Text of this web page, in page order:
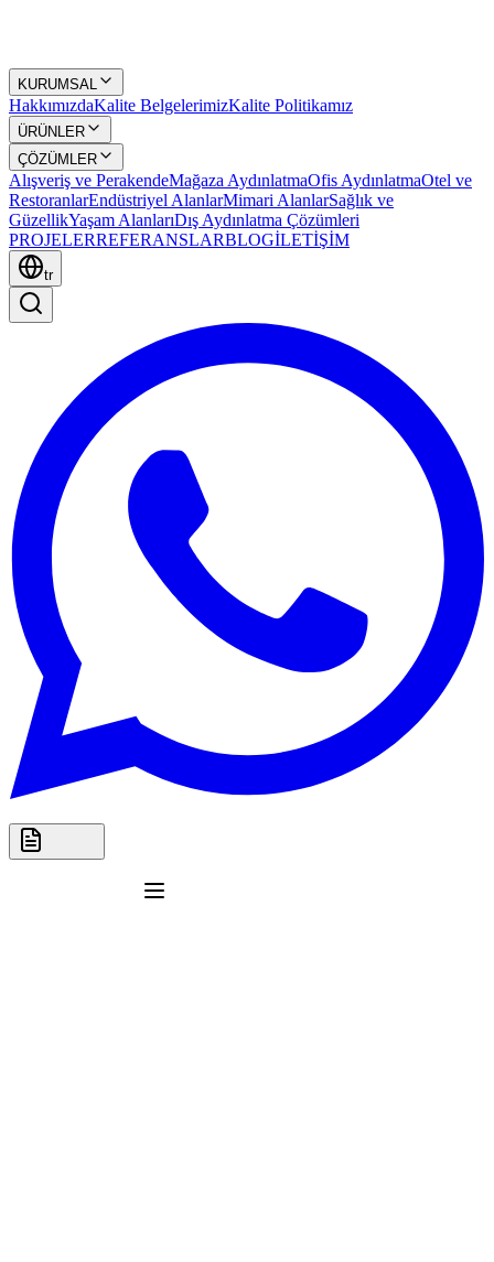
KURUMSAL
HakkımızdaKalite BelgelerimizKalite Politikamız
ÜRÜNLER
ÇÖZÜMLER
Alışveriş ve PerakendeMağaza AydınlatmaOfis AydınlatmaOtel ve
RestoranlarEndüstriyel AlanlarMimari AlanlarSağlık ve
GüzellikYaşam AlanlarıDış Aydınlatma Çözümleri
PROJELERREFERANSLARBLOGİLETİŞİM
tr